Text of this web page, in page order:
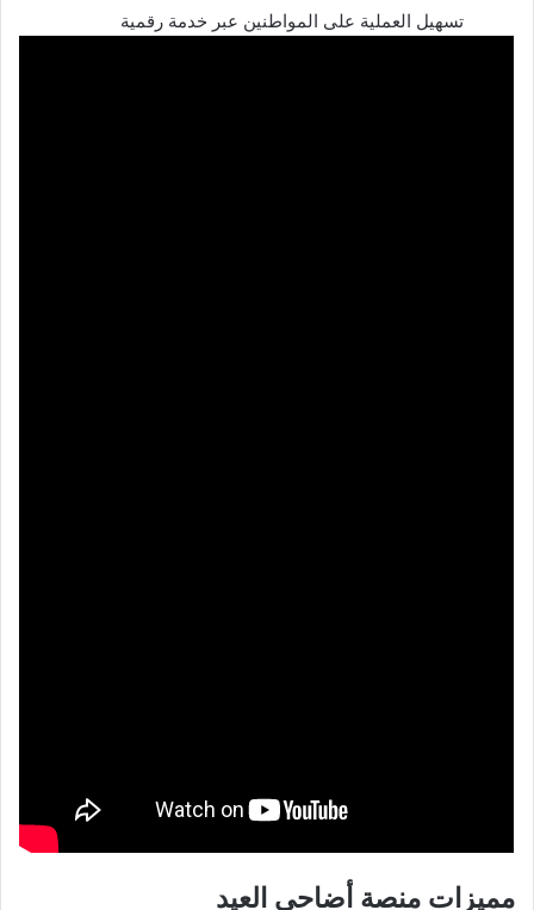
تسهيل العملية على المواطنين عبر خدمة رقمية
مميزات منصة أضاحي العيد